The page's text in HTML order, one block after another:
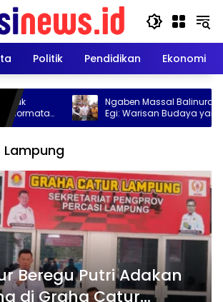
Politik Pendidikan Ekonomi
Ngaben Massal Balinuraga 2026,
Egi: Warisan Budaya yang Harus
Dijaga
Beregu Putri Adakan
di Graha Catur